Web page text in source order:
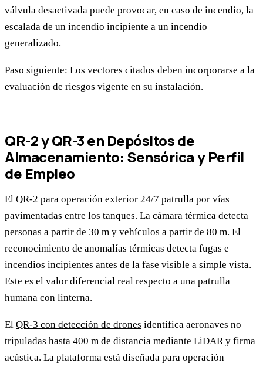
válvula desactivada puede provocar, en caso de incendio, la
escalada de un incendio incipiente a un incendio
generalizado.
Paso siguiente: Los vectores citados deben incorporarse a la
evaluación de riesgos vigente en su instalación.
QR-2 y QR-3 en Depósitos de
Almacenamiento: Sensórica y Perfil
de Empleo
El QR-2 para operación exterior 24/7 patrulla por vías
pavimentadas entre los tanques. La cámara térmica detecta
personas a partir de 30 m y vehículos a partir de 80 m. El
reconocimiento de anomalías térmicas detecta fugas e
incendios incipientes antes de la fase visible a simple vista.
Este es el valor diferencial real respecto a una patrulla
humana con linterna.
El QR-3 con detección de drones identifica aeronaves no
tripuladas hasta 400 m de distancia mediante LiDAR y firma
acústica. La plataforma está diseñada para operación